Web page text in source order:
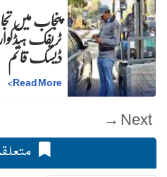
پنجاب میں
ٹریفک
ڈیسک قائم
Read More
>
Next →